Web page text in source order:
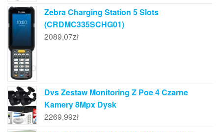
Zebra Charging Station 5 Slots
(CRDMC335SCHG01)
2089,07zł
Dvs Zestaw Monitoring Z Poe 4 Czarne
Kamery 8Mpx Dysk
2269,99zł